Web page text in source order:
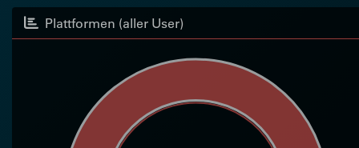
Plattformen (aller User)